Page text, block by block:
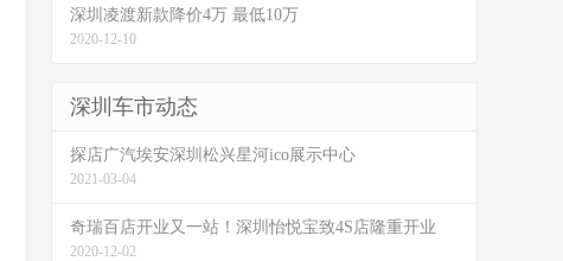
深圳凌渡新款降价4万 最低10万
2020-12-10
深圳车市动态
探店广汽埃安深圳松兴星河ico展示中心
2021-03-04
奇瑞百店开业又一站！深圳怡悦宝致4S店隆重开业
2020-12-02